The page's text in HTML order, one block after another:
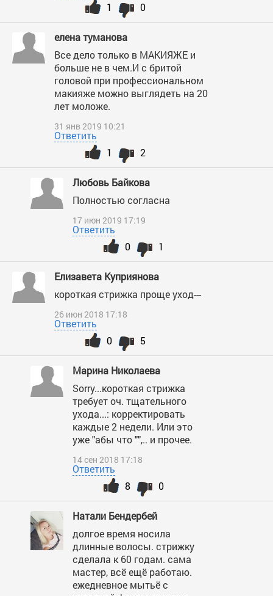
0
1
елена туманова
Все дело только в МАКИЯЖЕ и
больше не в чем.И с бритой
головой при профессиональном
макияже можно выглядеть на 20
лет моложе.
31 янв 2019 10:21
Ответить
2
1
Любовь Байкова
Полностью согласна
17 июн 2019 17:19
Ответить
1
0
Елизавета Куприянова
короткая стрижка проще уход---
26 июн 2018 17:18
Ответить
5
0
Марина Николаева
Sorry...короткая стрижка
требует оч. тщательного
ухода...: корректировать
каждые 2 недели. Или это
уже "абы что "",.. и прочее.
14 сен 2018 17:18
Ответить
0
8
Натали Бендербей
долгое время носила
длинные волосы. стрижку
сделала к 60 годам. сама
мастер, всё ещё работаю.
ежедневное мытьё с